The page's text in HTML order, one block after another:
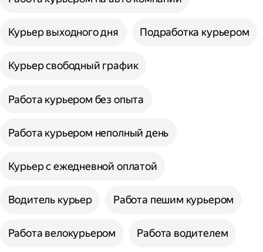
Курьер выходного дня Подработка курьером
Курьер свободный график
Работа курьером без опыта
Работа курьером неполный день
Курьер с ежедневной оплатой
Водитель курьер Работа пешим курьером
Работа велокурьером Работа водителем